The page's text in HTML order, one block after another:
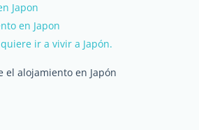
Japon
en Japon
ir a vivir a Japón.
el alojamiento en Japón